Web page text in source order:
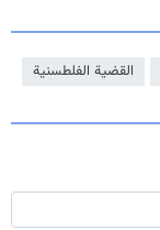
القضية الفلطسنية